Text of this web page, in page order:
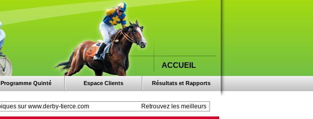
ACCUEIL
Résultats et Rapports
Espace Clients
Programme Quinté